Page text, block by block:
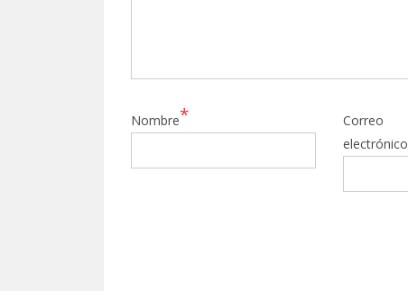
Nombre*
Correo
electrónico